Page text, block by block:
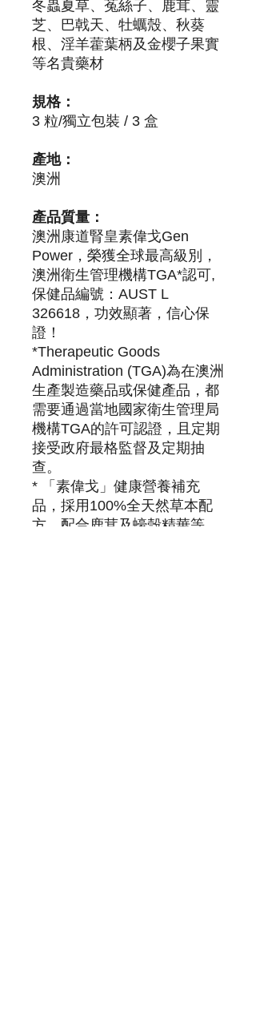
冬蟲夏草、菟絲子、鹿茸、靈
芝、巴戟天、牡蠣殼、秋葵
根、淫羊藿葉柄及金櫻子果實
等名貴藥材
規格：
3 粒/獨立包裝 / 3 盒
產地：
澳洲
產品質量：
澳洲康道腎皇素偉戈Gen
Power，榮獲全球最高級別，
澳洲衛生管理機構TGA*認可,
保健品編號：AUST L
326618，功效顯著，信心保
證！
*Therapeutic Goods
Administration (TGA)為在澳洲
生產製造藥品或保健產品，都
需要通過當地國家衛生管理局
機構TGA的許可認證，且定期
接受政府最格監督及定期抽
查。
* 「素偉戈」健康營養補充
品，採用100%全天然草本配
方，配合鹿茸及蠔殼精華等，